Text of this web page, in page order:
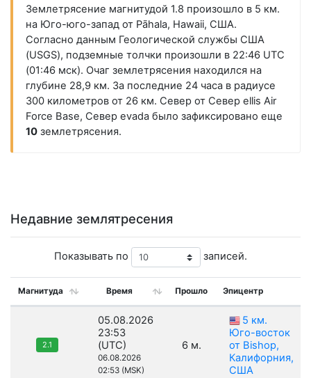
Землетрясение магнитудой 1.8 произошло в 5 км.
на Юго-юго-запад от Pāhala, Hawaii, США.
Согласно данным Геологической службы США
(USGS), подземные толчки произошли в 22:46 UTC
(01:46 мск). Очаг землетрясения находился на
глубине 28,9 км. За последние 24 часа в радиусе
300 километров от 26 км. Север от Север ellis Air
Force Base, Север evada было зафиксировано еще
10землетрясения.
Недавние землятресения
Показывать по записей.
Магнитуда Время Прошло Эпицентр
2.1
05.08.2026
23:53
(UTC)
06.08.2026
02:53 (MSK)
6 м.
5 км.
Юго-восток
от Bishop,
Калифорния,
США